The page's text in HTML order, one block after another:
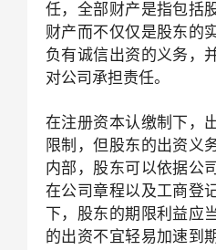
任，全部财产是指包括
财产而不仅仅是股东的
负有诚信出资的义务，
对公司承担责任。
在注册资本认缴制下，
限制，但股东的出资义
内部，股东可以依据公
在公司章程以及工商登
下，股东的期限利益应
的出资不宜轻易加速到